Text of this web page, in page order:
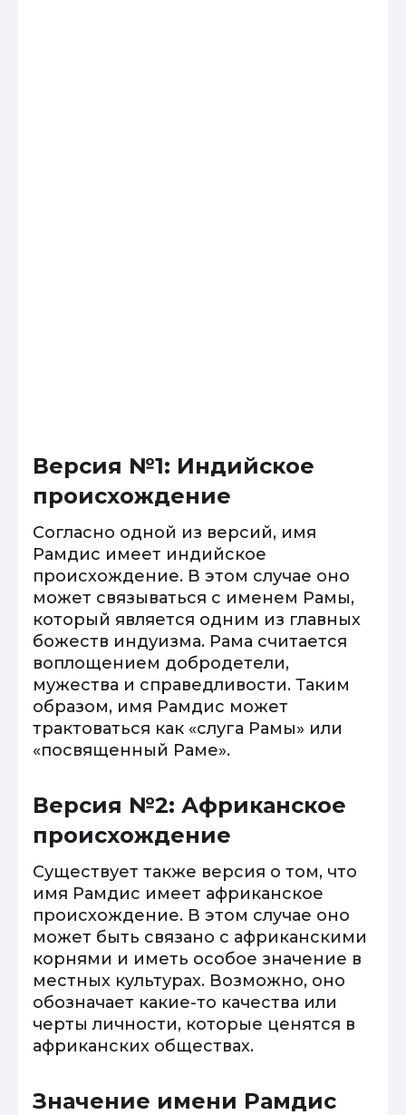
Версия №1: Индийское
происхождение
Согласно одной из версий, имя
Рамдис имеет индийское
происхождение. В этом случае оно
может связываться с именем Рамы,
который является одним из главных
божеств индуизма. Рама считается
воплощением добродетели,
мужества и справедливости. Таким
образом, имя Рамдис может
трактоваться как «слуга Рамы» или
«посвященный Раме».
Версия №2: Африканское
происхождение
Существует также версия о том, что
имя Рамдис имеет африканское
происхождение. В этом случае оно
может быть связано с африканскими
корнями и иметь особое значение в
местных культурах. Возможно, оно
обозначает какие-то качества или
черты личности, которые ценятся в
африканских обществах.
Значение имени Рамдис